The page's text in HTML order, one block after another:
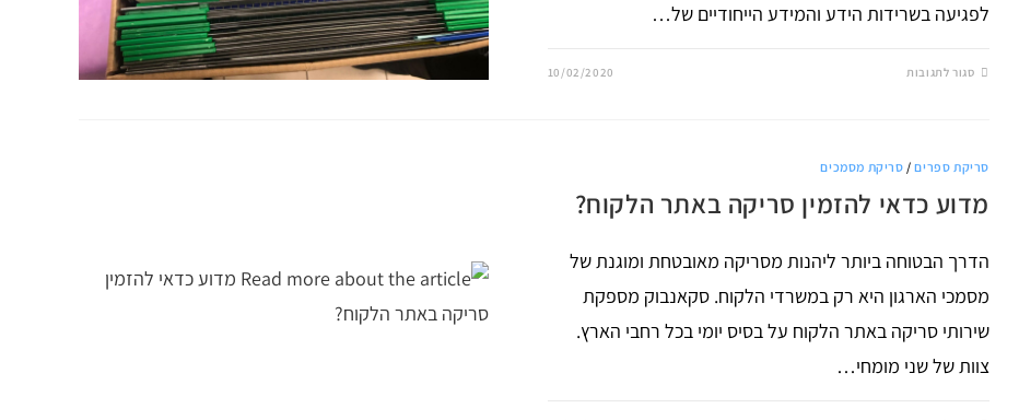
לפגיעה בשרידות הידע והמידע הייחודיים של…
סגור לתגובותעל
לניהול
10/02/2020
סריקת ספרים/ סריקת מסמכים
מדוע כדאי להזמין סריקה באתר הלקוח?
הדרך הבטוחה ביותר ליהנות מסריקה מאובטחת ומוגנת של
מסמכי הארגון היא רק במשרדי הלקוח. סקאנבוק מספקת
שירותי סריקה באתר הלקוח על בסיס יומי בכל רחבי הארץ.
צוות של שני מומחי…